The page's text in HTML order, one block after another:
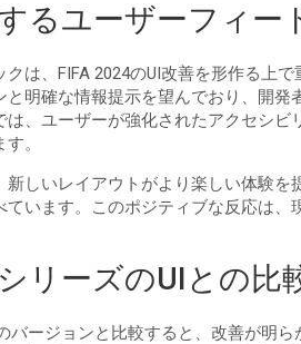
るユーザーフィー
は、FIFA 2024のUI改善を形作る上
と明確な情報提示を望んでおり、開
は、ユーザーが強化されたアクセシ
。
新しいレイアウトがより楽しい体験
ています。このポジティブな反応は
リーズのUIとの比
バージョンと比較すると、改善が明